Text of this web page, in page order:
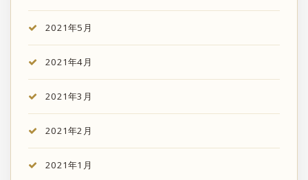
2021年5月
2021年4月
2021年3月
2021年2月
2021年1月